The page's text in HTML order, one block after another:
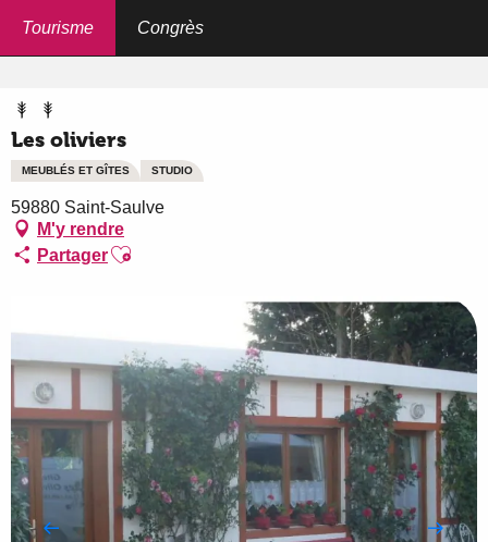
Tourisme Congrès
Les oliviers
MEUBLÉS ET GÎTES STUDIO
59880 Saint-Saulve
M'y rendre
PartagerAjouter aux favoris